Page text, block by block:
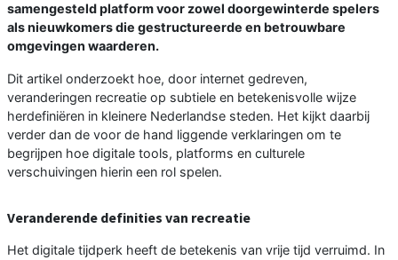
samengesteld platform voor zowel doorgewinterde spelers
als nieuwkomers die gestructureerde en betrouwbare
omgevingen waarderen.
Dit artikel onderzoekt hoe, door internet gedreven,
veranderingen recreatie op subtiele en betekenisvolle wijze
herdefiniëren in kleinere Nederlandse steden. Het kijkt daarbij
verder dan de voor de hand liggende verklaringen om te
begrijpen hoe digitale tools, platforms en culturele
verschuivingen hierin een rol spelen.
Veranderende definities van recreatie
Het digitale tijdperk heeft de betekenis van vrije tijd verruimd. In